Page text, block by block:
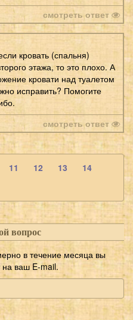
смотреть ответ
кровать (спальня)
этажа, то это плохо. А
кровати над туалетом
исправить? Помогите
смотреть ответ
11 12 13
14
вопрос
в течение месяца вы
на ваш E-mail.